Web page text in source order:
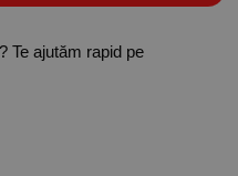
Te ajutăm rapid pe